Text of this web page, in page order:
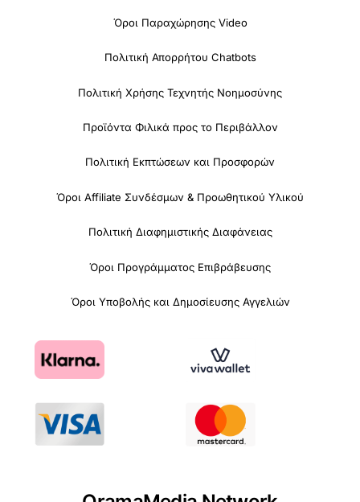
Όροι Παραχώρησης Video
Πολιτική Απορρήτου Chatbots
Πολιτική Χρήσης Τεχνητής Νοημοσύνης
Προϊόντα Φιλικά προς το Περιβάλλον
Πολιτική Εκπτώσεων και Προσφορών
Όροι Affiliate Συνδέσμων & Προωθητικού Υλικού
Πολιτική Διαφημιστικής Διαφάνειας
Όροι Προγράμματος Επιβράβευσης
Όροι Υποβολής και Δημοσίευσης Αγγελιών